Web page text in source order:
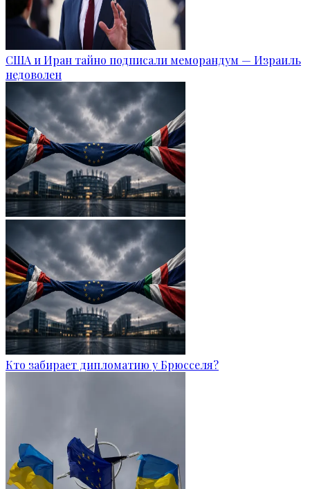
США и Иран тайно подписали меморандум — Израиль
недоволен
Кто забирает дипломатию у Брюсселя?